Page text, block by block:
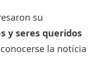
su
y seres queridos
la noticia